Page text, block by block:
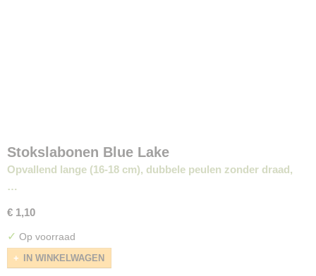
Stokslabonen Blue Lake
Opvallend lange (16-18 cm), dubbele peulen zonder draad,
…
€ 1,10
✓ Op voorraad
IN WINKELWAGEN